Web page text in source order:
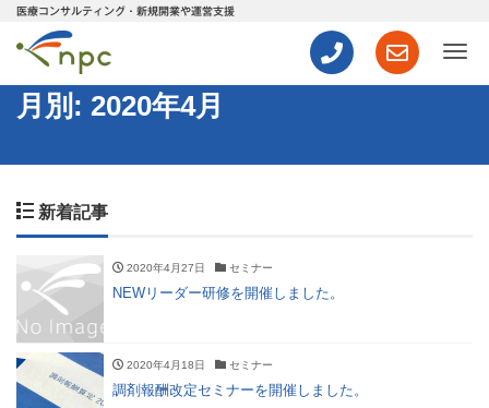
医療コンサルティング・新規開業や運営支援
ナ
月別: 2020年4月
新着記事
2020年4月27日 セミナー
NEWリーダー研修を開催しました。
2020年4月18日 セミナー
調剤報酬改定セミナーを開催しました。